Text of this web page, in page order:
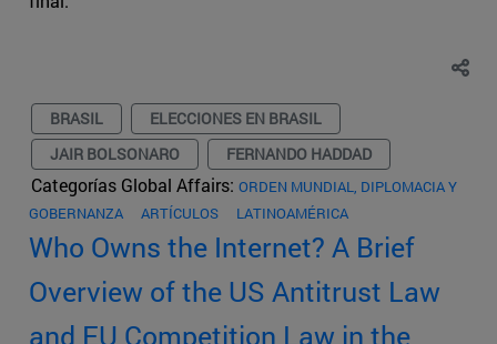
BRASIL
ELECCIONES EN BRASIL
JAIR BOLSONARO
FERNANDO HADDAD
Categorías Global Affairs: ORDEN MUNDIAL, DIPLOMACIA Y
GOBERNANZA
ARTÍCULOS LATINOAMÉRICA
Who Owns the Internet? A Brief
Overview of the US Antitrust Law
and EU Competition Law in the